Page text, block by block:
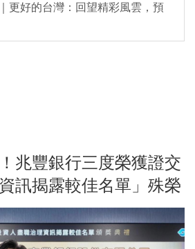
更好的台灣：回望精彩風雲，預
兆豐銀行三度榮獲證交
訊揭露較佳名單」殊榮